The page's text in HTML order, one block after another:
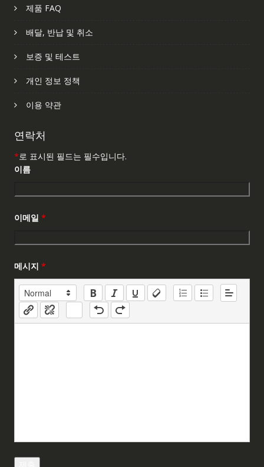
제품 FAQ
배달, 반납 및 취소
보증 및 테스트
개인 정보 정책
이용 약관
연락처
*로 표시된 필드는 필수입니다.
이름
이메일 *
메시지 *